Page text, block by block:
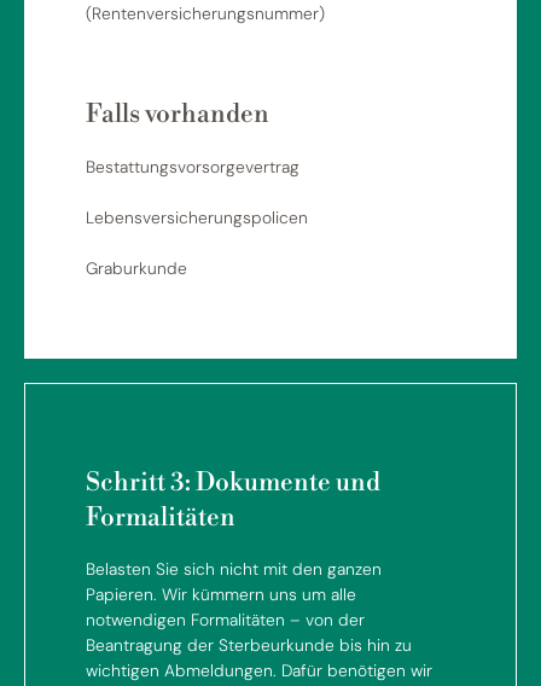
Schritt 3: Dokumente und
Formalitäten
Belasten Sie sich nicht mit den ganzen
Papieren. Wir kümmern uns um alle
notwendigen Formalitäten – von der
Beantragung der Sterbeurkunde bis hin zu
wichtigen Abmeldungen. Dafür benötigen wir
(Rentenversicherungsnummer)
Falls vorhanden
Bestattungsvorsorgevertrag
Lebensversicherungspolicen
Graburkunde